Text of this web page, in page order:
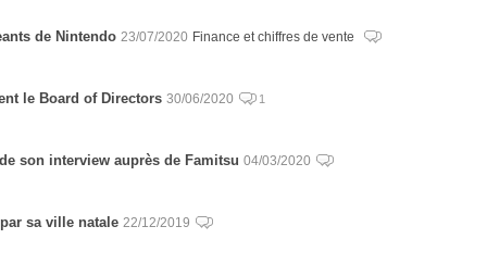
de Nintendo 23/07/2020 Finance et chiffres de vente
le Board of Directors 30/06/2020 1
son interview auprès de Famitsu 04/03/2020
sa ville natale 22/12/2019